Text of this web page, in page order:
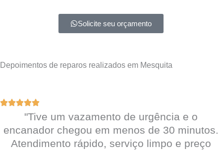
Solicite seu orçamento
Depoimentos de reparos realizados em Mesquita
"Tive um vazamento de urgência e o
encanador chegou em menos de 30 minutos.
Atendimento rápido, serviço limpo e preço